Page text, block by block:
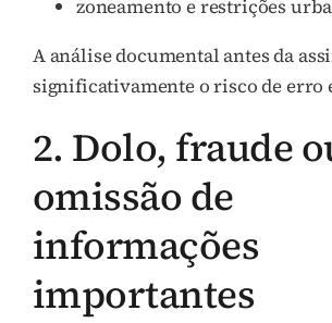
zoneamento e restrições
A análise documental antes da
significativamente o risco de erro
2. Dolo, fraude
omissão de
informações
importantes